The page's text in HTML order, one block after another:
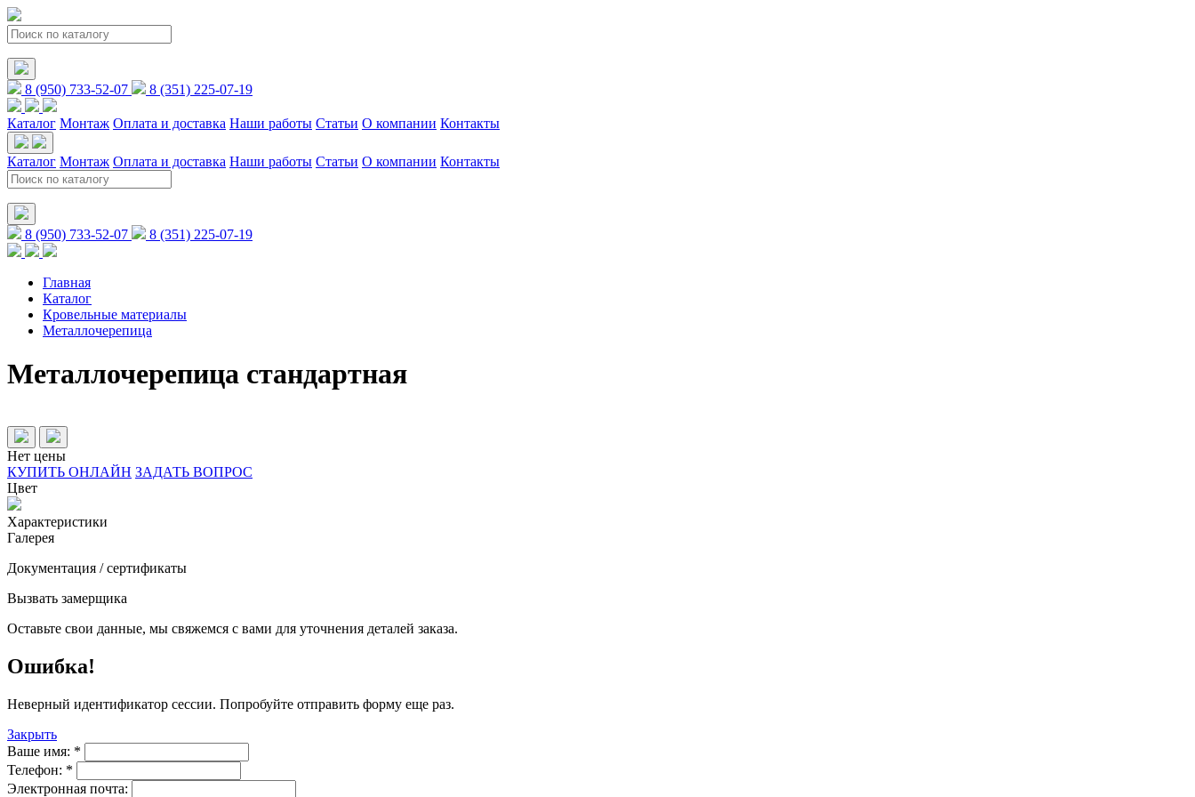
8 (950) 733-52-07 8 (351) 225-07-19
Каталог Монтаж Оплата и доставка Наши работы Статьи О компании Контакты
Каталог Монтаж Оплата и доставка Наши работы Статьи О компании Контакты
8 (950) 733-52-07 8 (351) 225-07-19
Главная
Каталог
Кровельные материалы
Металлочерепица
Металлочерепица стандартная
Нет цены
КУПИТЬ ОНЛАЙН ЗАДАТЬ ВОПРОС
Цвет
Характеристики
Галерея
Документация / сертификаты
Вызвать замерщика
Оставьте свои данные, мы свяжемся с вами для уточнения деталей заказа.
Ошибка!
Неверный идентификатор сессии. Попробуйте отправить форму еще раз.
Закрыть
Ваше имя: *
Телефон: *
Электронная почта: